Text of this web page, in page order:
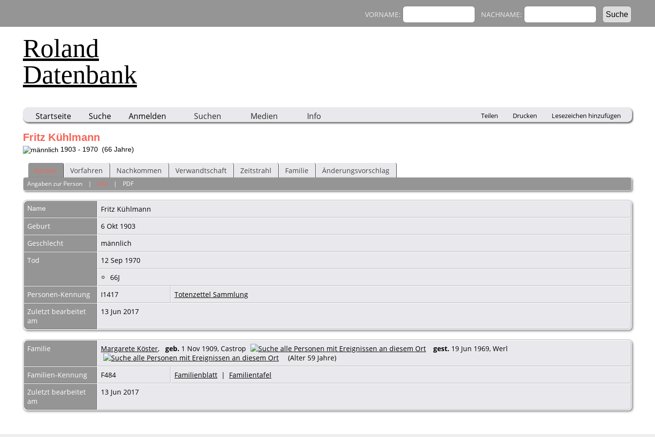
Roland
Datenbank
VORNAME: NACHNAME:
Startseite Suche Anmelden Suchen Medien Info Teilen Drucken Lesezeichen hinzufügen
Fritz Kühlmann
1903 - 1970 (66 Jahre)
Person Vorfahren Nachkommen Verwandtschaft Zeitstrahl Familie Änderungsvorschlag
Angaben zur Person |Alle | PDF
Name Fritz Kühlmann
Geburt
6 Okt 1903
Geschlecht
männlich
Tod
12 Sep 1970
66J
Personen-Kennung
I1417
Totenzettel Sammlung
Zuletzt bearbeitet
am
13 Jun 2017
Familie Margarete Köster, geb. 1 Nov 1909, Castrop gest. 19 Jun 1969, Werl
(Alter 59 Jahre)
Familien-Kennung
F484 Familienblatt | Familientafel
Zuletzt bearbeitet
am
13 Jun 2017